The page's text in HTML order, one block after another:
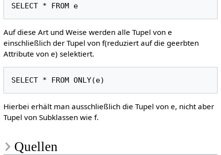
Auf diese Art und Weise werden alle Tupel von e
einschließlich der Tupel von f(reduziert auf die geerbten
Attribute von e) selektiert.
Hierbei erhält man ausschließlich die Tupel von e, nicht aber
Tupel von Subklassen wie f.
Quellen